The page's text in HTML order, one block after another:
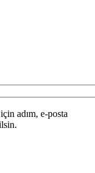
adım, e-posta